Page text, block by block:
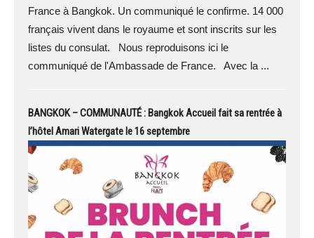
France à Bangkok. Un communiqué le confirme. 14 000
français vivent dans le royaume et sont inscrits sur les
listes du consulat. Nous reproduisons ici le
communiqué de l'Ambassade de France. Avec la ...
BANGKOK – COMMUNAUTÉ : Bangkok Accueil fait sa rentrée à
l’hôtel Amari Watergate le 16 septembre